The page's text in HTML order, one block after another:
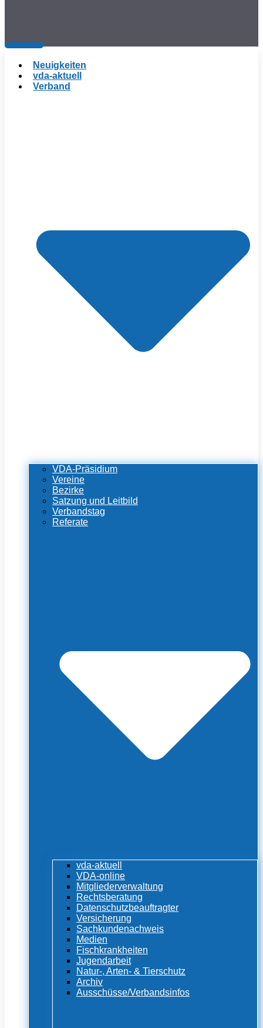
Neuigkeiten
vda-aktuell
Verband
VDA-Präsidium
Vereine
Bezirke
Satzung und Leitbild
Verbandstag
Referate
vda-aktuell
VDA-online
Mitgliederverwaltung
Rechtsberatung
Datenschutzbeauftragter
Versicherung
Sachkundenachweis
Medien
Fischkrankheiten
Jugendarbeit
Natur-, Arten- & Tierschutz
Archiv
Ausschüsse/Verbandsinfos